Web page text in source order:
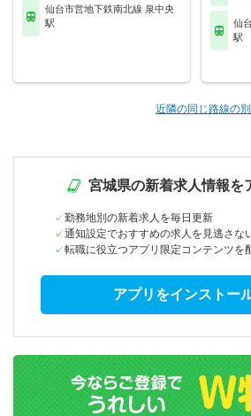
仙台市営地下鉄南北線 泉中央
駅
仙
駅
近隣の同じ路線の
宮城県の新着求人情報を
勤務地別の新着求人を毎日更新
通知設定でおすすめの求人を見逃さな
転職に役立つアプリ限定コンテンツを
アプリをインストー